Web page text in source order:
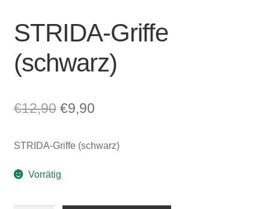
STRIDA-Griffe
(schwarz)
€12,90 Ursprünglicher
war:
€12,90
€9,90Aktueller
ist:
STRIDA-Griffe (schwarz)
Vorrätig